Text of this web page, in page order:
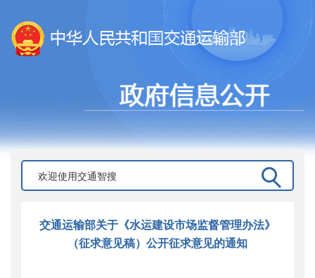
交通运输部关于《水运建设市场监督管理办法》
（征求意见稿）公开征求意见的通知